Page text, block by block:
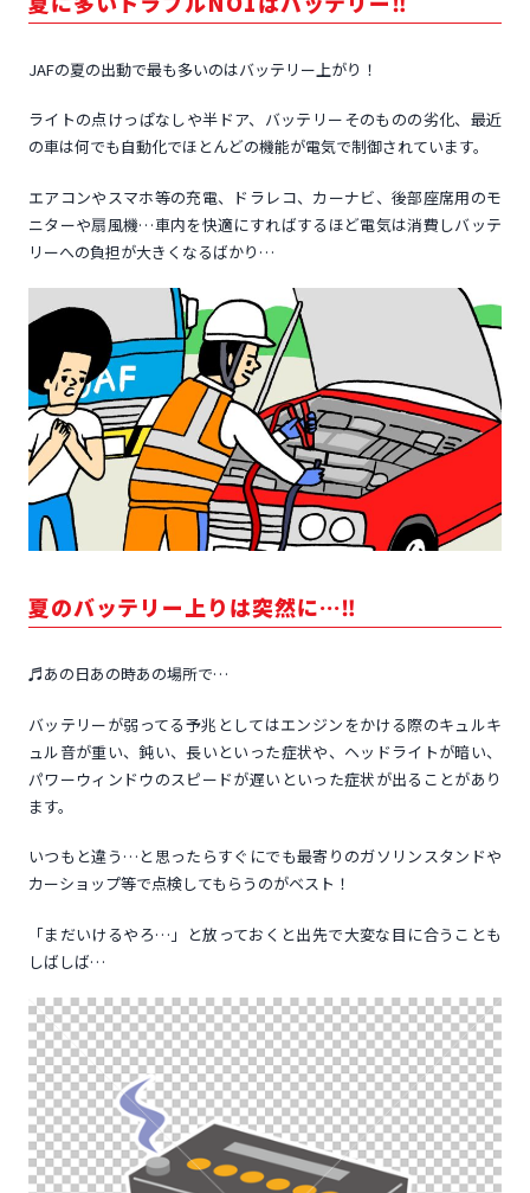
JAFの夏の出動で最も多いのはバッテリー上がり！
ライトの点けっぱなしや半ドア、バッテリーそのものの劣化、最近
の車は何でも自動化でほとんどの機能が電気で制御されています。
エアコンやスマホ等の充電、ドラレコ、カーナビ、後部座席用のモ
ニターや扇風機…車内を快適にすればするほど電気は消費しバッテ
リーへの負担が大きくなるばかり…
夏のバッテリー上りは突然に…‼
♬あの日あの時あの場所で…
バッテリーが弱ってる予兆としてはエンジンをかける際のキュルキ
ュル音が重い、鈍い、長いといった症状や、ヘッドライトが暗い、
パワーウィンドウのスピードが遅いといった症状が出ることがあり
ます。
いつもと違う…と思ったらすぐにでも最寄りのガソリンスタンドや
カーショップ等で点検してもらうのがベスト！
「まだいけるやろ…」と放っておくと出先で大変な目に合うことも
しばしば…